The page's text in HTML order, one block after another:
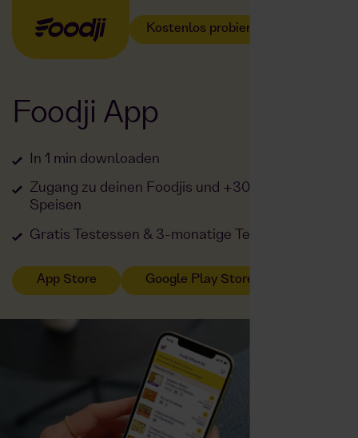
Kostenlos probieren
Foodji App
In 1 min downloaden
Zugang zu deinen Foodjis und +300 frischen
Speisen
Gratis Testessen & 3-monatige Testphase
App Store Google Play Store